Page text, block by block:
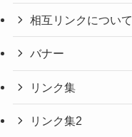
相互リンクについて
バナー
リンク集
リンク集2